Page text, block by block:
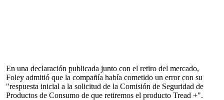
En una declaración publicada junto con el retiro del mercado,
Foley admitió que la compañía había cometido un error con su
"respuesta inicial a la solicitud de la Comisión de Seguridad de
Productos de Consumo de que retiremos el producto Tread +".